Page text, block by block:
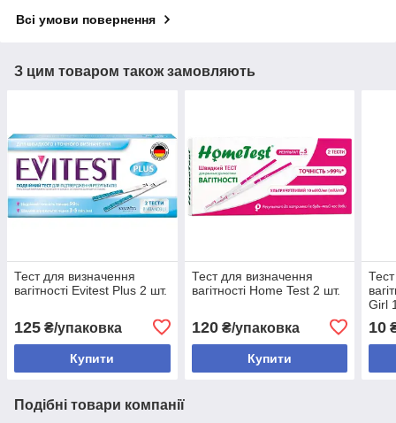
Всі умови повернення
З цим товаром також замовляють
Тест для визначення
вагітності Evitest Plus 2 шт.
125 ₴/упаковка
Купити
Тест для визначення
вагітності Home Test 2 шт.
120₴/упаковка
Купити
Girl
10
Подібні товари компанії